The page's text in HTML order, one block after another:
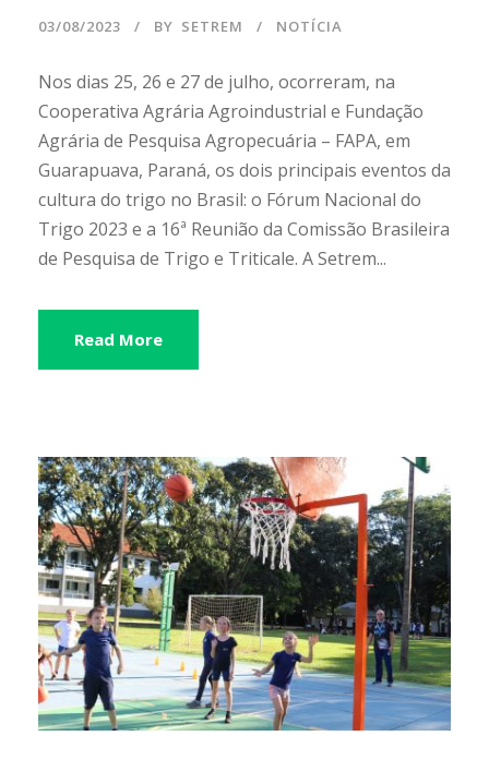
03/08/2023 BY SETREM NOTÍCIA
Nos dias 25, 26 e 27 de julho, ocorreram, na
Cooperativa Agrária Agroindustrial e Fundação
Agrária de Pesquisa Agropecuária – FAPA, em
Guarapuava, Paraná, os dois principais eventos da
cultura do trigo no Brasil: o Fórum Nacional do
Trigo 2023 e a 16ª Reunião da Comissão Brasileira
de Pesquisa de Trigo e Triticale. A Setrem...
Read More